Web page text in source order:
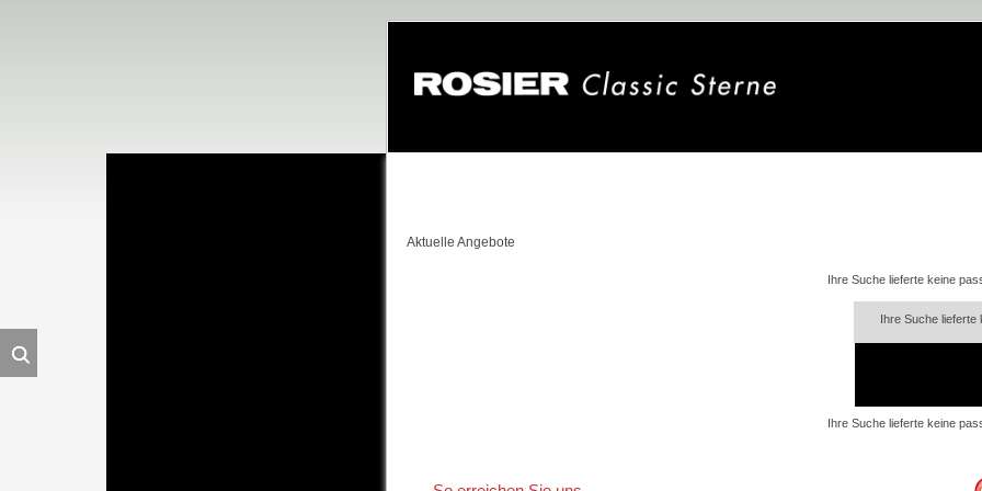
Aktuelle Angebote
Ihre Suche lieferte keine
Ihre Suche lieferte
Ihre Suche lieferte keine